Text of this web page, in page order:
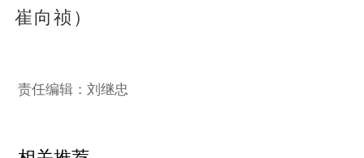
崔向祯）
责任编辑：刘继忠